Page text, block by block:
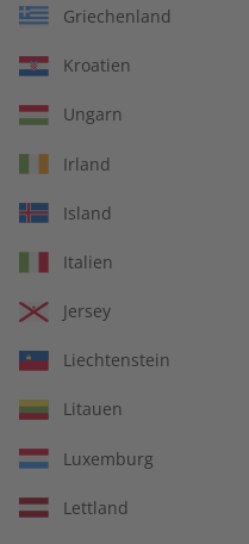
Spotlight
Griechenland
Kroatien
Ungarn
Irland
Island
Italien
Jersey
Liechtenstein
Litauen
Luxemburg
Lettland